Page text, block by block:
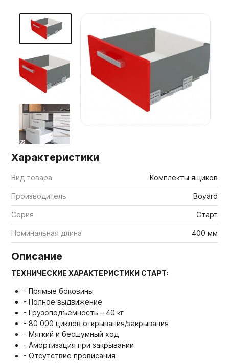
Мебельные образцы, каталоги
Характеристики
Вид товара Комплекты ящиков
Производитель Boyard
Серия Старт
Номинальная длина 400 мм
Описание
ТЕХНИЧЕСКИЕ ХАРАКТЕРИСТИКИ СТАРТ:
- Прямые боковины
- Полное выдвижение
- Грузоподъёмность – 40 кг
- 80 000 циклов открывания/закрывания
- Мягкий и бесшумный ход
- Амортизация при закрывании
- Отсутствие провисания